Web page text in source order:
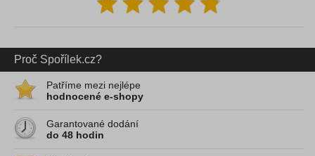
Proč Spořílek.cz?
Patříme mezi nejlépe
hodnocené e-shopy
Garantované dodání
do 48 hodin